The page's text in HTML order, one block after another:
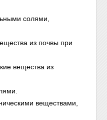
солями,
из почвы при
вещества из
веществами,